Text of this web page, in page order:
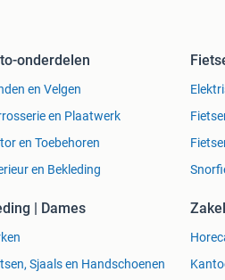
onderdelen
en Velgen
en Plaatwerk
en Toebehoren
en Bekleding
| Dames
Sjaals en Handschoenen